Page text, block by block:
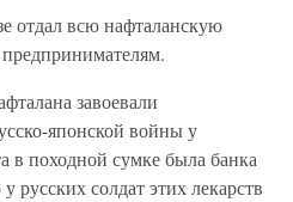
отдал всю нафталанскую
завоевали
японской войны у
в походной сумке была банка
русских солдат этих лекарств